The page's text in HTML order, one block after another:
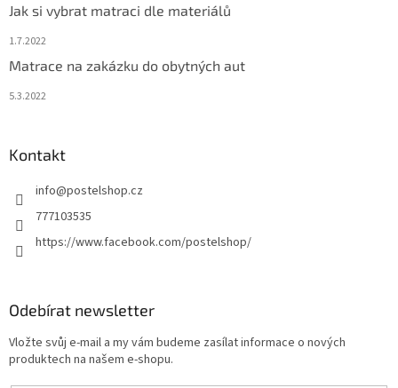
Jak si vybrat matraci dle materiálů
1.7.2022
Matrace na zakázku do obytných aut
5.3.2022
Kontakt
info@postelshop.cz
777103535
https://www.facebook.com/postelshop/
Odebírat newsletter
Vložte svůj e-mail a my vám budeme zasílat informace o nových
produktech na našem e-shopu.